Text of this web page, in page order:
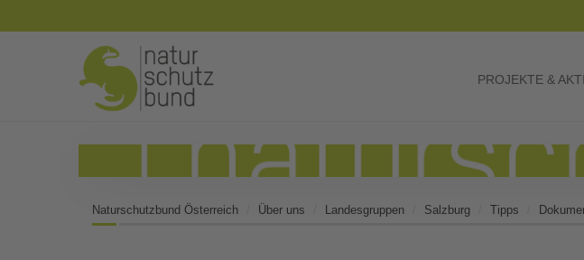
PROJEKTE &
Naturschutzbund Österreich Über uns Landesgruppen Salzburg Tipps